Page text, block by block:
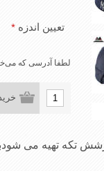
تعیین اندزه *
لطفا آدرسی که
تکه تهیه